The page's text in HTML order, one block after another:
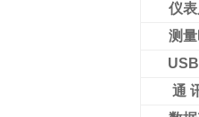
仪
测
USB
通